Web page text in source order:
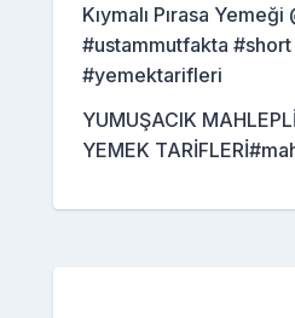
Kıymalı Pırasa
#ustammutfakta
#yemektarifleri
YUMUŞACIK
YEMEK